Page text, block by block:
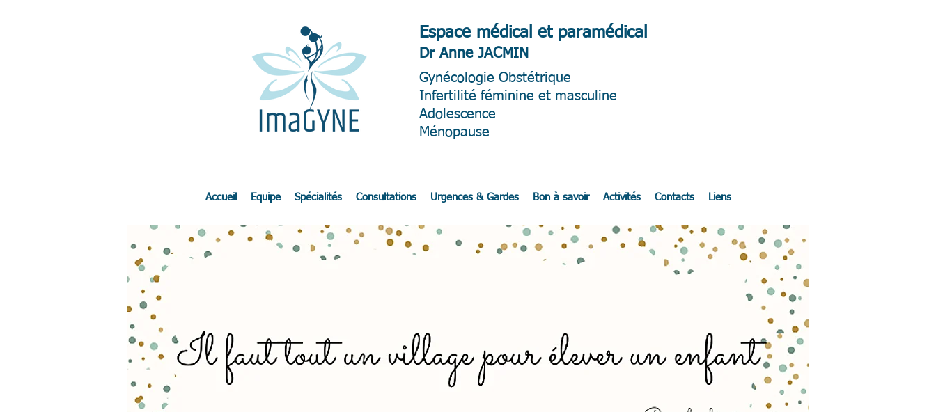
Espace médical et paramédical
Dr Anne JACMIN
Gynécologie Obstétrique
Infertilité féminine et masculine
Adolescence
Ménopause
Accueil Equipe Spécialités Consultations Urgences & Gardes Bon à savoir Activités Contacts Liens